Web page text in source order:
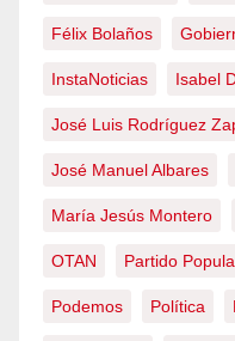
Félix Bolaños
InstaNoticias Isabel
José Luis Rodríguez
José Manuel Albares
María Jesús Montero
OTAN Partido
Podemos Política